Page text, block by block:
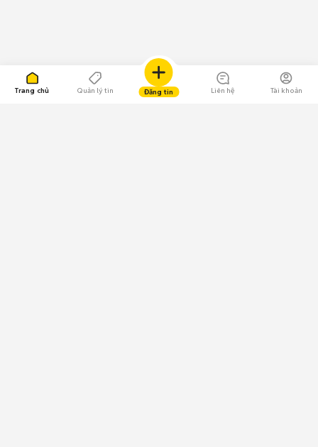
Trang chủ Quản lý tin Đăng tin Liên hệ Tài khoản